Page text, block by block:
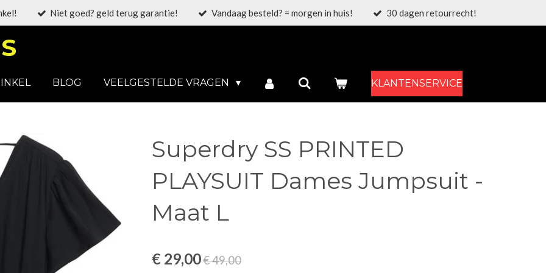
Niet goed? geld terug garantie! Vandaag besteld? = morgen in huis! 30 dagen retourrecht!
BLOG VEELGESTELDE VRAGEN KLANTENSERVICE
Superdry SS PRINTED
PLAYSUIT Dames Jumpsuit -
Maat L
€ 29,00€ 49,00